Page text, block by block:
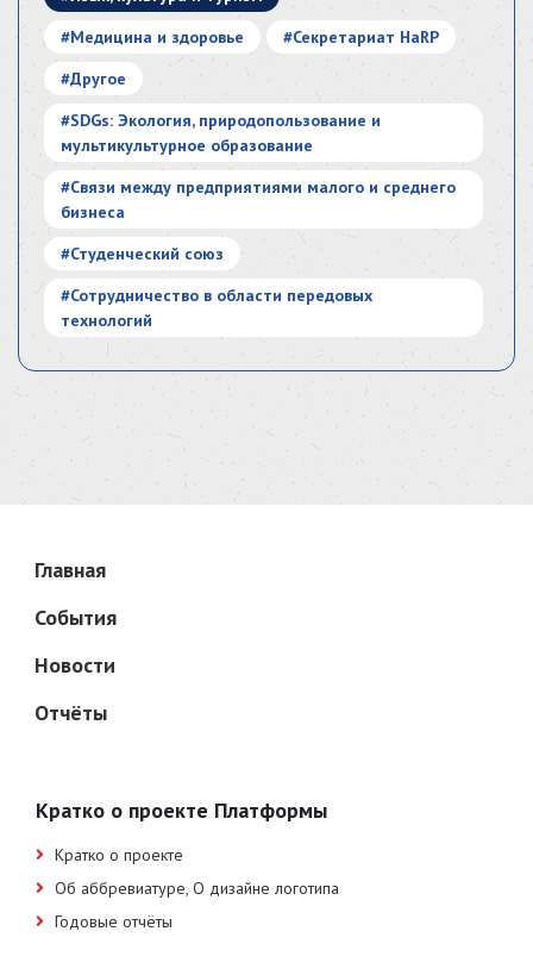
#Медицина и здоровье
#Секретариат HaRP
#Другое
#SDGs: Экология, природопользование и
мультикультурное образование
#Связи между предприятиями малого и среднего
бизнеса
#Студенческий союз
#Сотрудничество в области передовых
технологий
Главная
События
Новости
Отчёты
Кратко о проекте Платформы
Кратко о проекте
Об аббревиатуре, О дизайне логотипа
Годовые отчёты